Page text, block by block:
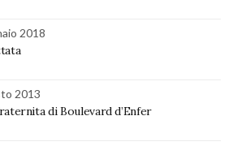
2018
2013
di Boulevard d’Enfer